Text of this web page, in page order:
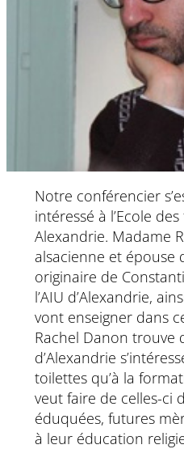
Notre conférencier
intéressé à l’Ecole des
Alexandrie. Madame
alsacienne et épouse
originaire de
l’AIU d’Alexandrie,
vont enseigner dans
Rachel Danon trouve
d’Alexandrie
toilettes qu’à la
veut faire de celles-ci
éduquées, futures
à leur éducation